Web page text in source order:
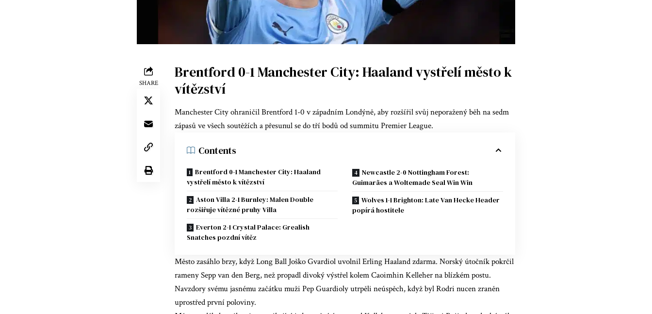
SHARE
Brentford 0-1 Manchester City: Haaland vystřelí město k
vítězství
Manchester City ohraničil Brentford 1-0 v západním Londýně, aby rozšířil svůj neporažený běh na sedm
zápasů ve všech soutěžích a přesunul se do tří bodů od summitu Premier League.
Contents
Brentford 0-1 Manchester City: Haaland
vystřelí město k vítězství
Aston Villa 2-1 Burnley: Malen Double
rozšiřuje vítězné pruhy Villa
Everton 2-1 Crystal Palace: Grealish
Snatches pozdní vítěz
Newcastle 2-0 Nottingham Forest:
Guimarães a Woltemade Seal Win Win
Wolves 1-1 Brighton: Late Van Hecke Header
popírá hostitele
Město zasáhlo brzy, když Long Ball Joško Gvardiol uvolnil Erling Haaland zdarma. Norský útočník pokrčil
rameny Sepp van den Berg, než propadl divoký výstřel kolem Caoimhin Kelleher na blízkém postu.
Navzdory svému jasnému začátku muži Pep Guardioly utrpěli neúspěch, když byl Rodri nucen zraněn
uprostřed první poloviny.